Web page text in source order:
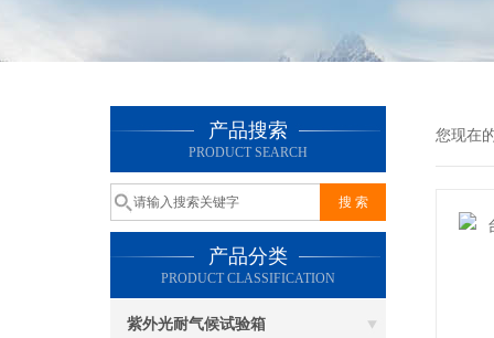
产品搜索
PRODUCT SEARCH
产品分类
PRODUCT CLASSIFICATION
紫外光耐气候试验箱
您现在